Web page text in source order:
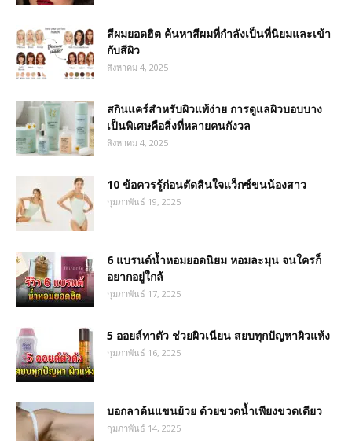
สีผมยอดฮิต ค้นหาสีผมที่กำลังเป็นที่นิยมและเข้า
กับสีผิว
สิงหาคม 4, 2025
สกินแคร์สำหรับผิวแพ้ง่าย การดูแลผิวบอบบาง
เป็นพิเศษคือสิ่งที่หลายคนกังวล
สิงหาคม 4, 2025
10 ข้อควรรู้ก่อนตัดสินใจแว็กซ์ขนน้องสาว
กุมภาพันธ์ 19, 2025
6 แบรนด์น้ำหอมยอดนิยม หอมละมุน จนใครก็
อยากอยู่ใกล้
กุมภาพันธ์ 17, 2025
5 ออยล์ทาตัว ช่วยผิวเนียน สยบทุกปัญหาผิวแห้ง
กุมภาพันธ์ 16, 2025
บอกลาต้นแขนย้วย ด้วยขวดน้ำเพียงขวดเดียว
กุมภาพันธ์ 14, 2025